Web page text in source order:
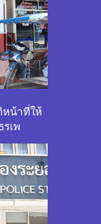
น้าที่ให้
เพ